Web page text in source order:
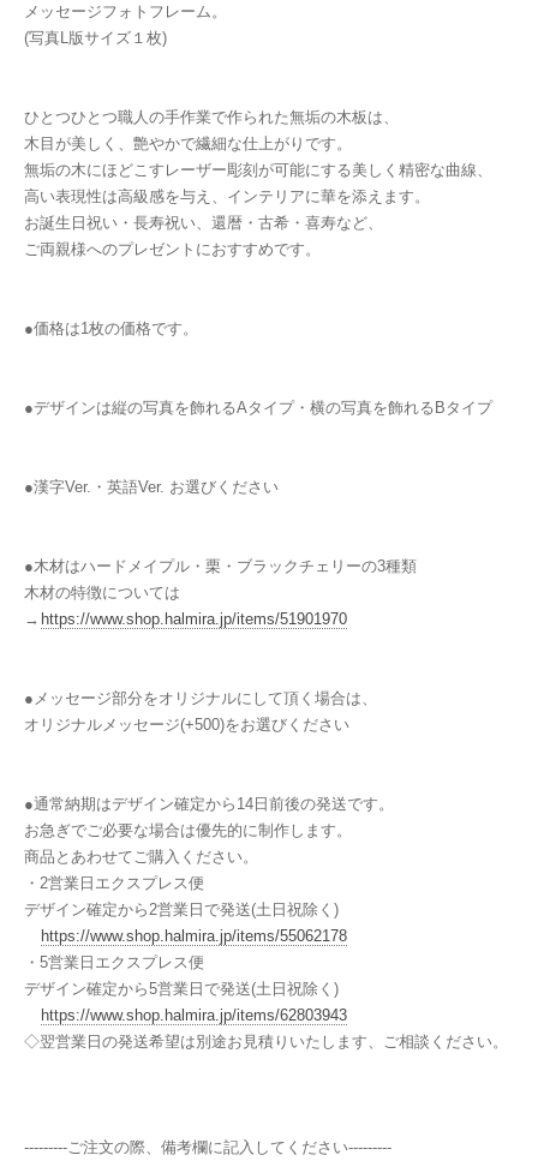
メッセージフォトフレーム。
(写真L版サイズ１枚)
ひとつひとつ職人の手作業で作られた無垢の木板は、
木目が美しく、艶やかで繊細な仕上がりです。
無垢の木にほどこすレーザー彫刻が可能にする美しく精密な曲線、
高い表現性は高級感を与え、インテリアに華を添えます。
お誕生日祝い・長寿祝い、還暦・古希・喜寿など、
ご両親様へのプレゼントにおすすめです。
●価格は1枚の価格です。
●デザインは縦の写真を飾れるAタイプ・横の写真を飾れるBタイプ
●漢字Ver.・英語Ver. お選びください
●木材はハードメイプル・栗・ブラックチェリーの3種類
木材の特徴については
→ https://www.shop.halmira.jp/items/51901970
●メッセージ部分をオリジナルにして頂く場合は、
オリジナルメッセージ(+500)をお選びください
●通常納期はデザイン確定から14日前後の発送です。
お急ぎでご必要な場合は優先的に制作します。
商品とあわせてご購入ください。
・2営業日エクスプレス便
デザイン確定から2営業日で発送(土日祝除く)
https://www.shop.halmira.jp/items/55062178
・5営業日エクスプレス便
デザイン確定から5営業日で発送(土日祝除く)
https://www.shop.halmira.jp/items/62803943
◇翌営業日の発送希望は別途お見積りいたします、ご相談ください。
---------ご注文の際、備考欄に記入してください---------